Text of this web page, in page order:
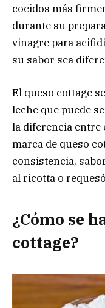
cocidos más
durante su
vinagre para
su sabor sea
El queso cottage
leche que puede
la diferencia entre
marca de queso
consistencia,
al ricotta o
¿Cómo se
cottage?